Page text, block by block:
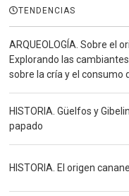
TENDENCIAS
ARQUEOLOGÍA. Sobre el
Explorando las
sobre la cría y el consumo
HISTORIA. Güelfos y
papado
HISTORIA. El origen